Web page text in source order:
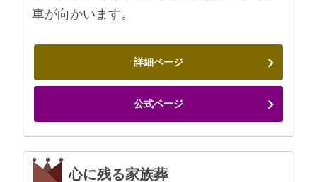
車が向かいます。
詳細ページ
公式ページ
心に残る家族葬